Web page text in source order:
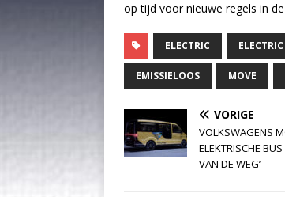
op tijd voor nieuwe regels in
ELECTRIC
EMISSIELOOS MOVE
VORIGE
VOLKSWAGENS
ELEKTRISCHE BUS
VAN DE WEG’